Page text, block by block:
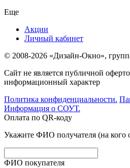
Еще
Акции
Личный кабинет
© 2008-2026 «Дизайн-Окно»,
Сайт не является публичной
информационный характер
Политика конфиденциальности.
Информация о СОУТ.
Оплата по QR-коду
Укажите ФИО получателя (на кого
ФИО покупателя